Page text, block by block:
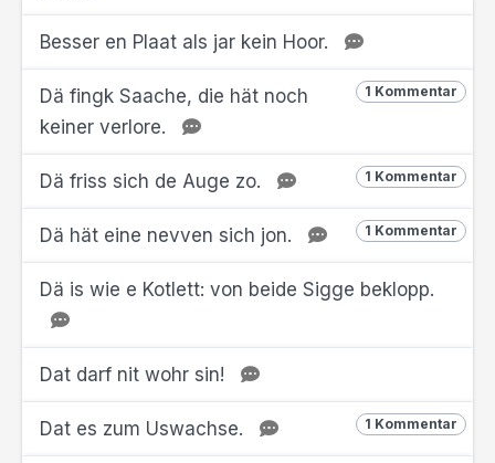
Besser en Plaat als jar kein Hoor.
1 Kommentar
Dä fingk Saache, die hät noch
keiner verlore.
1 Kommentar
Dä friss sich de Auge zo.
1 Kommentar
Dä hät eine nevven sich jon.
Dä is wie e Kotlett: von beide Sigge beklopp.
Dat darf nit wohr sin!
1 Kommentar
Dat es zum Uswachse.